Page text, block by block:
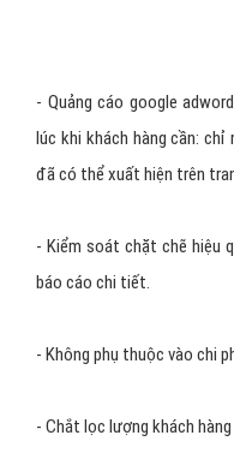
- Quảng cáo google
lúc khi khách hàng cần:
đã có thể xuất hiện trên
- Kiểm soát chặt chẽ hiệu
báo cáo chi tiết.
- Không phụ thuộc vào chi
- Chắt lọc lượng khách